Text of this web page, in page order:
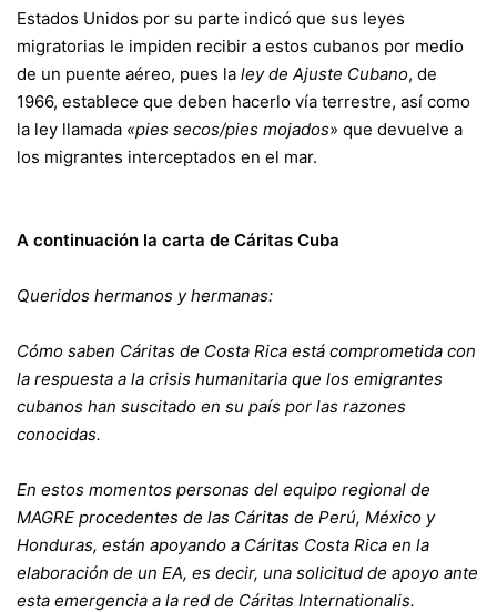
Estados Unidos por su parte indicó que sus leyes
migratorias le impiden recibir a estos cubanos por medio
de un puente aéreo, pues la ley de Ajuste Cubano, de
1966, establece que deben hacerlo vía terrestre, así como
la ley llamada «pies secos/pies mojados» que devuelve a
los migrantes interceptados en el mar.
A continuación la carta de Cáritas Cuba
Queridos hermanos y hermanas:
Cómo saben Cáritas de Costa Rica está comprometida con
la respuesta a la crisis humanitaria que los emigrantes
cubanos han suscitado en su país por las razones
conocidas.
En estos momentos personas del equipo regional de
MAGRE procedentes de las Cáritas de Perú, México y
Honduras, están apoyando a Cáritas Costa Rica en la
elaboración de un EA, es decir, una solicitud de apoyo ante
esta emergencia a la red de Cáritas Internationalis.